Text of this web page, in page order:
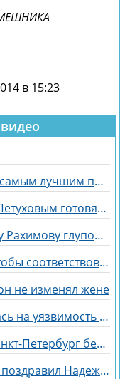
в 15:23
Элина Рахимова считает себя самым лучшим подарком на день рождения
Карина Клочкова с Евгением Петуховым готовятся к «Китайским каникулам»
Егор Мельников считает Элину Рахимову глупой и профдеформированной
Алексей Адеев с горя запел, чтобы соответствовать Иване Михайличенко
не изменял жене
Наташа Королева пожаловалась на уязвимость артистов
Евгения Дорожкина летит в Санкт-Петербург без мужа на несколько дней
Егор Мельников оригинально поздравил Надежду Ермакову с разводом